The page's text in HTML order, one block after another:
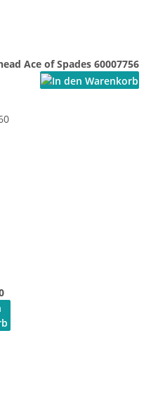
Ace of Spades 60007756